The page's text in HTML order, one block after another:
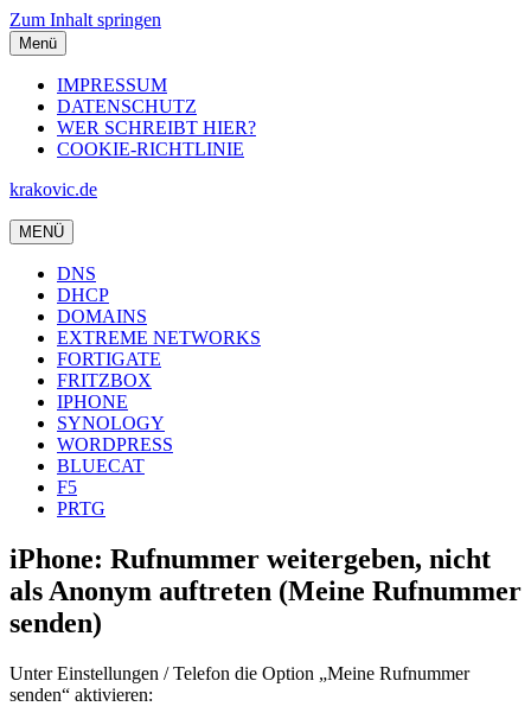
Zum Inhalt springen
Menü
IMPRESSUM
DATENSCHUTZ
WER SCHREIBT HIER?
COOKIE-RICHTLINIE
krakovic.de
MENÜ
DNS
DHCP
DOMAINS
EXTREME NETWORKS
FORTIGATE
FRITZBOX
IPHONE
SYNOLOGY
WORDPRESS
BLUECAT
F5
PRTG
iPhone: Rufnummer weitergeben, nicht
als Anonym auftreten (Meine Rufnummer
senden)
Unter Einstellungen / Telefon die Option „Meine Rufnummer
senden“ aktivieren: